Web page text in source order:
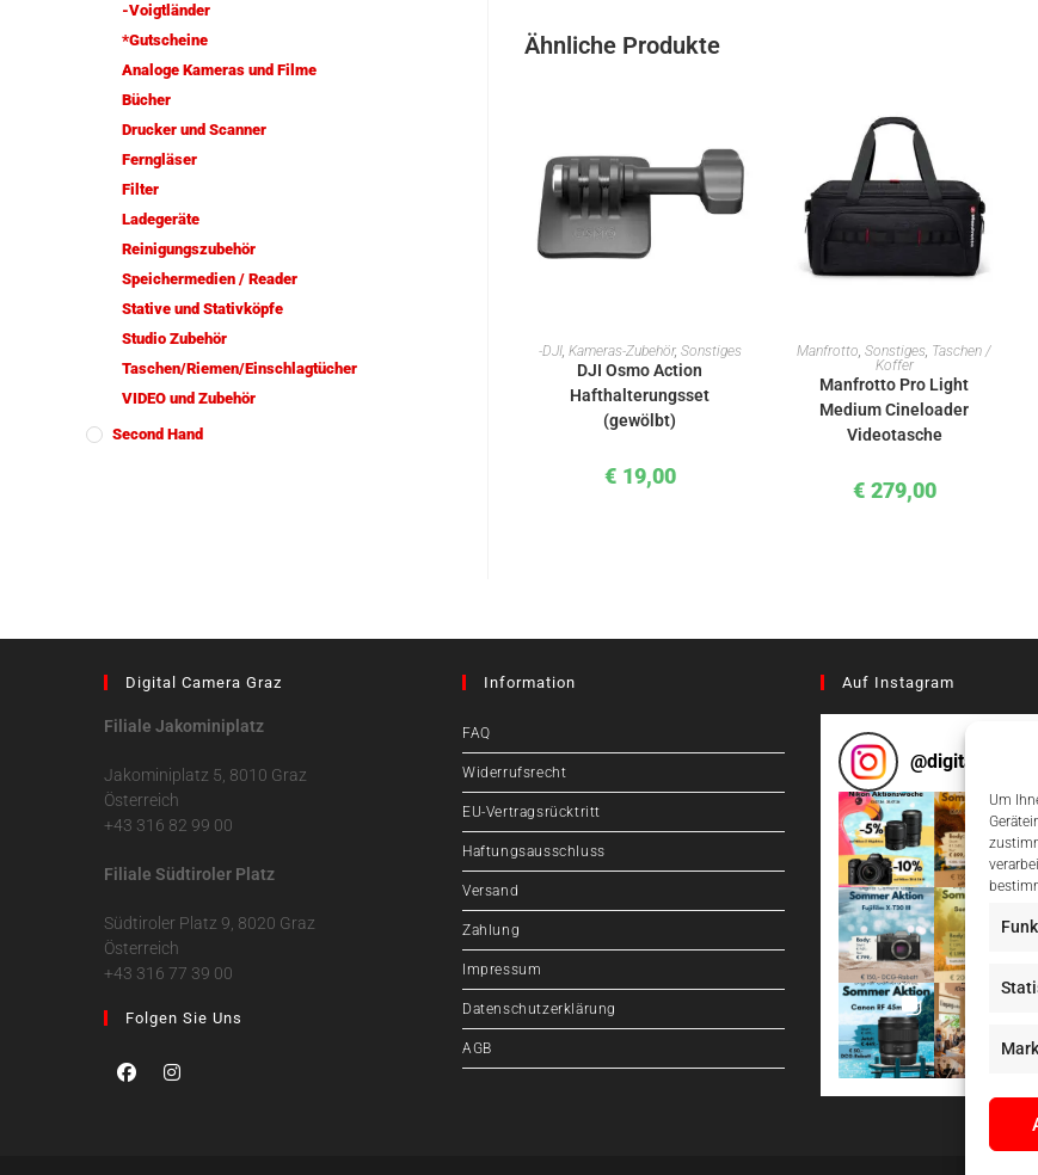
Um
Ähnliche Produkte
IN DEN WARENKORB
-DJI, Kameras-Zubehör, Sonstiges
DJI Osmo Action
Hafthalterungsset
(gewölbt)
€ 19,00
IN DEN WARENKORB
Manfrotto,Sonstiges, Taschen /
Koffer
Manfrotto Pro Light
Medium Cineloader
Videotasche
€ 279,00
-Voigtländer
*Gutscheine
Analoge Kameras und Filme
Bücher
Drucker und Scanner
Ferngläser
Filter
Ladegeräte
Reinigungszubehör
Speichermedien / Reader
Stative und Stativköpfe
Studio Zubehör
Taschen/Riemen/Einschlagtücher
VIDEO und Zubehör
Second Hand
Digital Camera Graz
Filiale Jakominiplatz
Jakominiplatz 5, 8010 Graz
Österreich
+43 316 82 99 00
Filiale Südtiroler Platz
Südtiroler Platz 9, 8020 Graz
Österreich
+43 316 77 39 00
Folgen Sie Uns
Information
FAQ
Widerrufsrecht
EU-Vertragsrücktritt
Haftungsausschluss
Versand
Zahlung
Impressum
Datenschutzerklärung
AGB
Auf Instagram
@